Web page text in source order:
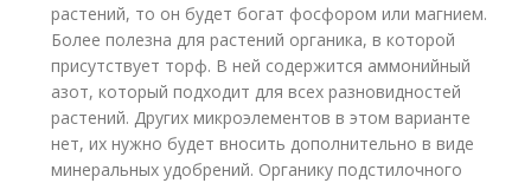
растений, то он будет богат фосфором или магнием.
Более полезна для растений органика, в которой
присутствует торф. В ней содержится аммонийный
азот, который подходит для всех разновидностей
растений. Других микроэлементов в этом варианте
нет, их нужно будет вносить дополнительно в виде
минеральных удобрений. Органику подстилочного